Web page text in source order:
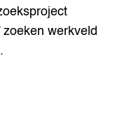
zoeken werkveld